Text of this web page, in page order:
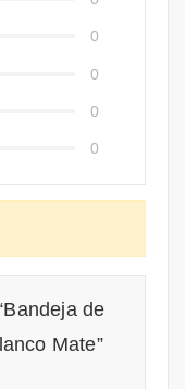
0
0
0
0
de
Mate”